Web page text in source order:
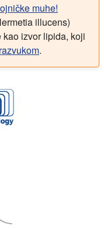
muhe!
illucens)
izvor lipida, koji
.